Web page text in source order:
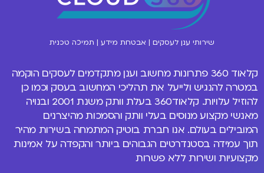
שירותי ענן לעסקים | אבטחת מידע | תמיכה טכנית
קלאוד 360 פתרונות מחשוב וענן מתקדמים לעסקים הוקמה
במטרה להנגיש ולייעל את תהליכי המחשוב בעסק וכמו כן
להוזיל עלויות. קלאוד360 בעלת וותק משנת 2001 ובנויה
מאנשי מקצוע מנוסים בעלי וותק והסמכות מהיצרנים
המובילים בעולם. אנו חברת בוטיק המתמחה בשירות מהיר
תוך עמידה בסטנדרטים הגבוהים ביותר והקפדה על אמינות
מקצועיות ושירות ללא פשרות